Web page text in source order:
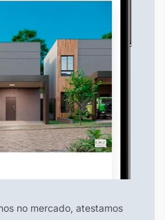
no mercado, atestamos